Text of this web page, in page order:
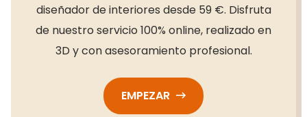
diseñador de interiores desde 59 €. Disfruta
de nuestro servicio 100% online, realizado en
3D y con asesoramiento profesional.
EMPEZAR